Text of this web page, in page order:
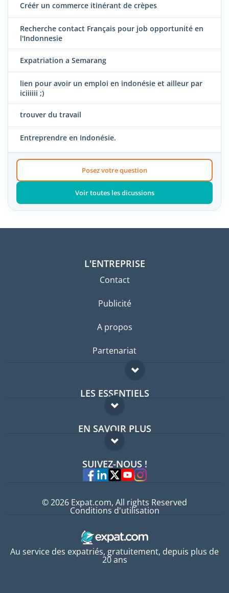
Créér un commerce itinérant de crèpes
Recherche contact Français pour job opportunité en
l'Indonnesie
Expatriation a Semarang
lien pour avoir un emploi en indonésie et ailleur par
iciiiiii ;)
trouver du travail
Entreprendre en Indonésie.
Posez votre question
Voir toutes les dicussions
L'ENTREPRISE
Contact
Publicité
A propos
Partenariat
LES ESSENTIELS
Forum expatriés
Guides pays
EN SAVOIR PLUS
FAQ
Experts
SUIVEZ-NOUS !
Au service des expatriés, gratuitement, depuis plus de
20 ans
© 2026 Expat.com, All rights Reserved
Conditions d'utilisation